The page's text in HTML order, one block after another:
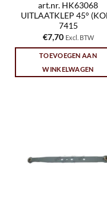
art.nr. HK63068
UITLAATKLEP 45°
7415
€7,70 Excl. BTW
TOEVOEGEN AAN
WINKELWAGEN